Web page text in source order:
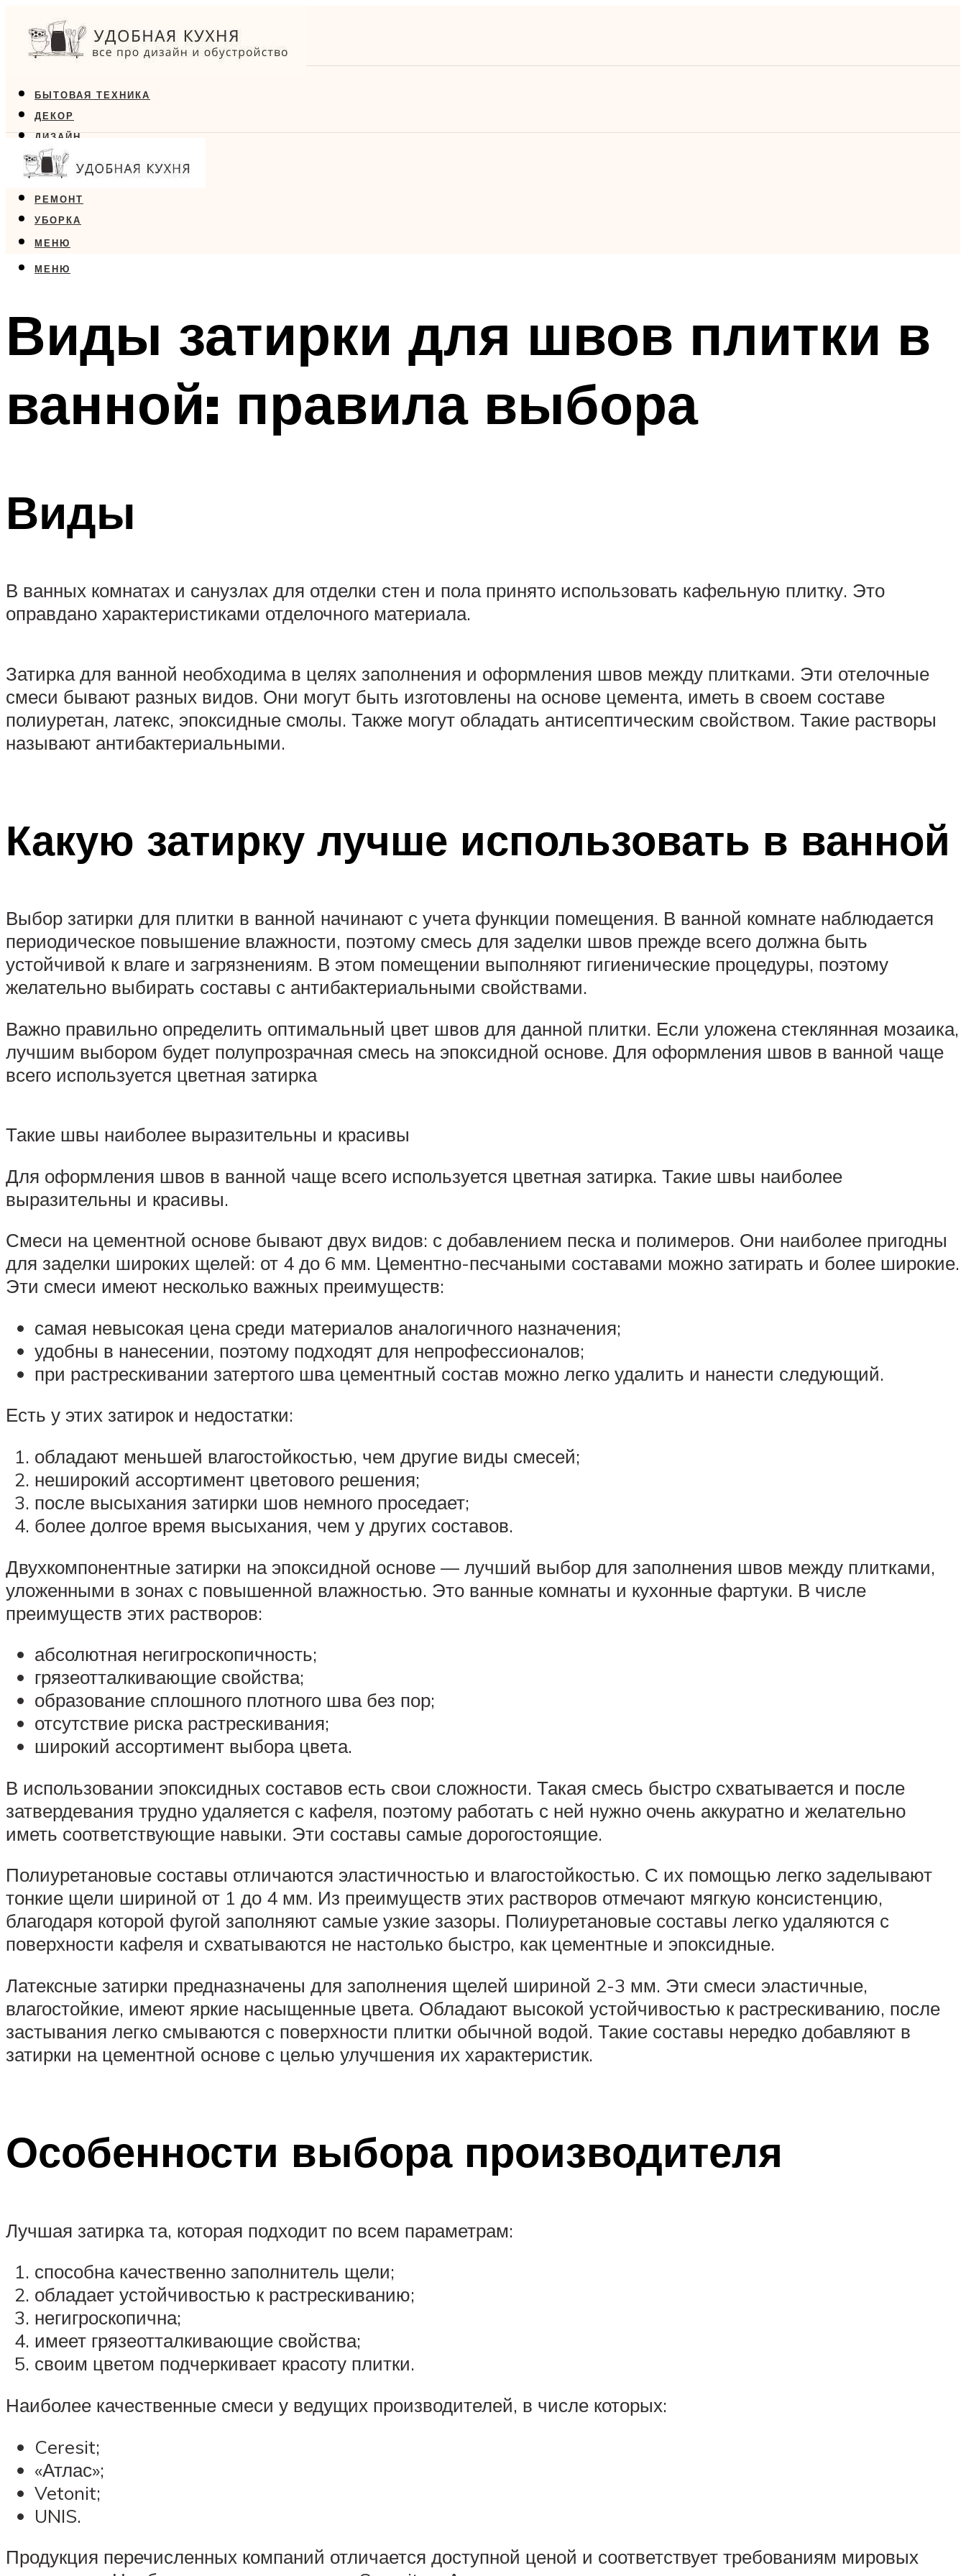
БЫТОВАЯ ТЕХНИКА
ДЕКОР
ДИЗАЙН
ЕДА
МЕБЕЛЬ
РЕМОНТ
УБОРКА
МЕНЮ
МЕНЮ
Виды затирки для швов плитки в
ванной: правила выбора
Виды
В ванных комнатах и санузлах для отделки стен и пола принято использовать кафельную плитку. Это
оправдано характеристиками отделочного материала.
Затирка для ванной необходима в целях заполнения и оформления швов между плитками. Эти отелочные
смеси бывают разных видов. Они могут быть изготовлены на основе цемента, иметь в своем составе
полиуретан, латекс, эпоксидные смолы. Также могут обладать антисептическим свойством. Такие растворы
называют антибактериальными.
Какую затирку лучше использовать в ванной
Выбор затирки для плитки в ванной начинают с учета функции помещения. В ванной комнате наблюдается
периодическое повышение влажности, поэтому смесь для заделки швов прежде всего должна быть
устойчивой к влаге и загрязнениям. В этом помещении выполняют гигиенические процедуры, поэтому
желательно выбирать составы с антибактериальными свойствами.
Важно правильно определить оптимальный цвет швов для данной плитки. Если уложена стеклянная мозаика,
лучшим выбором будет полупрозрачная смесь на эпоксидной основе. Для оформления швов в ванной чаще
всего используется цветная затирка
Такие швы наиболее выразительны и красивы
Для оформления швов в ванной чаще всего используется цветная затирка. Такие швы наиболее
выразительны и красивы.
Смеси на цементной основе бывают двух видов: с добавлением песка и полимеров. Они наиболее пригодны
для заделки широких щелей: от 4 до 6 мм. Цементно-песчаными составами можно затирать и более широкие.
Эти смеси имеют несколько важных преимуществ:
самая невысокая цена среди материалов аналогичного назначения;
удобны в нанесении, поэтому подходят для непрофессионалов;
при растрескивании затертого шва цементный состав можно легко удалить и нанести следующий.
Есть у этих затирок и недостатки:
обладают меньшей влагостойкостью, чем другие виды смесей;
неширокий ассортимент цветового решения;
после высыхания затирки шов немного проседает;
более долгое время высыхания, чем у других составов.
Двухкомпонентные затирки на эпоксидной основе — лучший выбор для заполнения швов между плитками,
уложенными в зонах с повышенной влажностью. Это ванные комнаты и кухонные фартуки. В числе
преимуществ этих растворов:
абсолютная негигроскопичность;
грязеотталкивающие свойства;
образование сплошного плотного шва без пор;
отсутствие риска растрескивания;
широкий ассортимент выбора цвета.
В использовании эпоксидных составов есть свои сложности. Такая смесь быстро схватывается и после
затвердевания трудно удаляется с кафеля, поэтому работать с ней нужно очень аккуратно и желательно
иметь соответствующие навыки. Эти составы самые дорогостоящие.
Полиуретановые составы отличаются эластичностью и влагостойкостью. С их помощью легко заделывают
тонкие щели шириной от 1 до 4 мм. Из преимуществ этих растворов отмечают мягкую консистенцию,
благодаря которой фугой заполняют самые узкие зазоры. Полиуретановые составы легко удаляются с
поверхности кафеля и схватываются не настолько быстро, как цементные и эпоксидные.
Латексные затирки предназначены для заполнения щелей шириной 2-3 мм. Эти смеси эластичные,
влагостойкие, имеют яркие насыщенные цвета. Обладают высокой устойчивостью к растрескиванию, после
застывания легко смываются с поверхности плитки обычной водой. Такие составы нередко добавляют в
затирки на цементной основе с целью улучшения их характеристик.
Особенности выбора производителя
Лучшая затирка та, которая подходит по всем параметрам:
способна качественно заполнитель щели;
обладает устойчивостью к растрескиванию;
негигроскопична;
имеет грязеотталкивающие свойства;
своим цветом подчеркивает красоту плитки.
Наиболее качественные смеси у ведущих производителей, в числе которых:
Ceresit;
«Атлас»;
Vetonit;
UNIS.
Продукция перечисленных компаний отличается доступной ценой и соответствует требованиям мировых